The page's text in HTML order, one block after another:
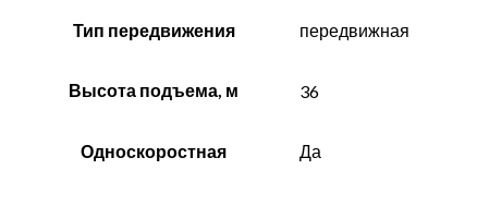
Тип передвижения передвижная
Высота подъема, м 36
Односкоростная Да